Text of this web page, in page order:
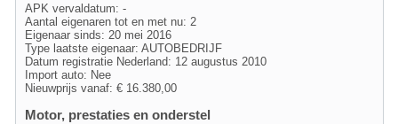
APK vervaldatum: -
Aantal eigenaren tot en met nu: 2
Eigenaar sinds: 20 mei 2016
Type laatste eigenaar: AUTOBEDRIJF
Datum registratie Nederland: 12 augustus 2010
Import auto: Nee
Nieuwprijs vanaf: € 16.380,00
Motor, prestaties en onderstel